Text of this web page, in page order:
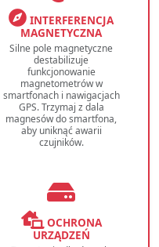
INTERFERENCJA
MAGNETYCZNA
Silne pole magnetyczne
destabilizuje
funkcjonowanie
magnetometrów w
smartfonach i nawigacjach
GPS. Trzymaj z dala
magnesów do smartfona,
aby uniknąć awarii
czujników.
OCHRONA
URZĄDZEŃ